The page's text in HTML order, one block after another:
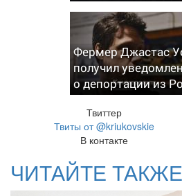
Фермер Джастас
получил
о депортации из
Твиттер
Твиты от @kriukovskie
В контакте
ЧИТАЙТЕ